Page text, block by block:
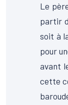
Le
partir
soit à
pour
avant
cette